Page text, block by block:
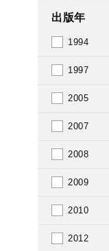
出版年
1994
1997
2005
2007
2008
2009
2010
2012